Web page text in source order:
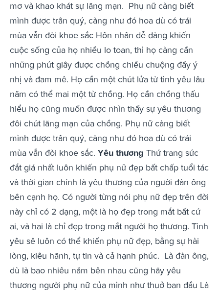
mơ và khao khát sự lãng mạn. Phụ nữ càng biết
mình được trân quý, càng như đó hoa dù có trái
mùa vẫn đòi khoe sắc Hôn nhân dễ dàng khiến
cuộc sống của họ nhiều lo toan, thì họ càng cần
những phút giây được chồng chiều chuộng đầy ý
nhị và đam mê. Họ cần một chút lửa từ tình yêu lâu
năm có thể mai một từ chồng. Họ cần chồng thấu
hiểu họ cũng muốn được nhìn thấy sự yêu thương
đôi chút lãng mạn của chồng. Phụ nữ càng biết
mình được trân quý, càng như đó hoa dù có trái
mùa vẫn đòi khoe sắc. Yêu thương Thứ trang sức
đắt giá nhất luôn khiến phụ nữ đẹp bất chấp tuổi tác
và thời gian chính là yêu thương của người đàn ông
bên cạnh họ. Có người từng nói phụ nữ đẹp trên đời
này chỉ có 2 dạng, một là họ đẹp trong mắt bất cứ
ai, và hai là chỉ đẹp trong mắt người họ thương. Tình
yêu sẽ luôn có thể khiến phụ nữ đẹp, bằng sự hài
lòng, kiêu hãnh, tự tin và cả hạnh phúc. Là đàn ông,
dù là bao nhiêu năm bên nhau cũng hãy yêu
thương người phụ nữ của mình như thuở ban đầu Là